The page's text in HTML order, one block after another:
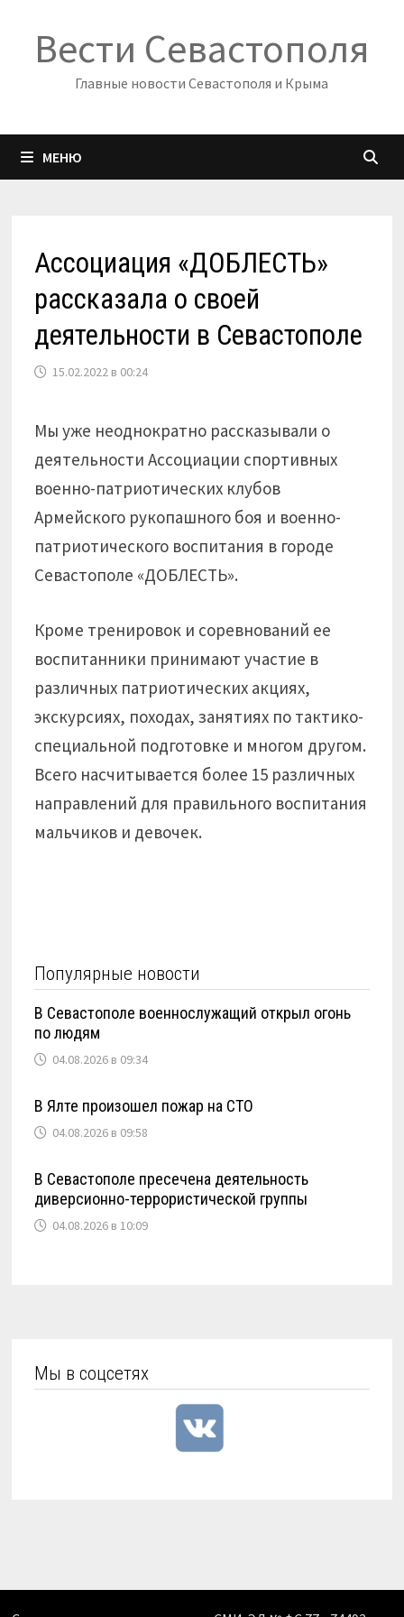
содержимому
Вести Севастополя
Главные новости Севастополя и Крыма
МЕНЮ
Ассоциация «ДОБЛЕСТЬ»
рассказала о своей
деятельности в Севастополе
15.02.2022 в 00:24
Мы уже неоднократно рассказывали о
деятельности Ассоциации спортивных
военно-патриотических клубов
Армейского рукопашного боя и военно-
патриотического воспитания в городе
Севастополе «ДОБЛЕСТЬ».
Кроме тренировок и соревнований ее
воспитанники принимают участие в
различных патриотических акциях,
экскурсиях, походах, занятиях по тактико-
специальной подготовке и многом другом.
Всего насчитывается более 15 различных
направлений для правильного воспитания
мальчиков и девочек.
Популярные новости
В Севастополе военнослужащий открыл огонь
по людям
04.08.2026 в 09:34
В Ялте произошел пожар на СТО
04.08.2026 в 09:58
В Севастополе пресечена деятельность
диверсионно-террористической группы
04.08.2026 в 10:09
Мы в соцсетях